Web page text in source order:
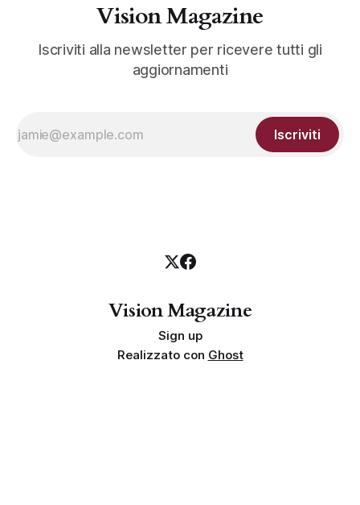
Vision Magazine
Iscriviti alla newsletter per ricevere tutti gli
aggiornamenti
Iscriviti
Vision Magazine
Sign up
Realizzato con Ghost